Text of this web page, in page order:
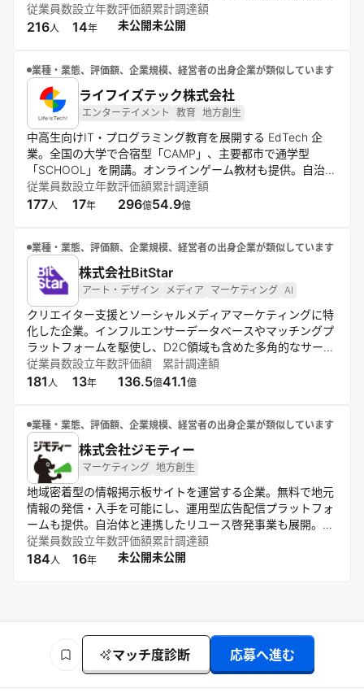
提供し、業界を問わず多様な企業の業務効率化と課題解決に
貢献している。特長は顧客に寄り添う伴走型アプローチで、
ている。
従業員数
216人
設立年数
14年
評価額
未公開
累計調達額
未公開
業種・業態、評価額、企業規模、経営者の出身企業が類似しています
ライフイズテック株式会社
エンターテイメント 教育 地方創生
中高生向けIT・プログラミング教育を展開する EdTech 企
業。全国の大学で合宿型「CAMP」、主要都市で通学型
「SCHOOL」を開講。オンラインゲーム教材も提供。自治
体・学校・企業向けデジタル人材育成研修も実施。次世代イ
ノベーション人材の育成を目指す。
従業員数
177人
設立年数
17年
評価額
296億
累計調達額
54.9億
業種・業態、評価額、企業規模、経営者の出身企業が類似しています
株式会社BitStar
アート・デザイン メディア マーケティング AI
クリエイター支援とソーシャルメディアマーケティングに特
化した企業。インフルエンサーデータベースやマッチングプ
ラットフォームを駆使し、D2C領域も含めた多角的なサービ
スを展開。AIやビッグデータ解析を活用し、クリエイターの
可能性を引き出すインフラ構築を目指す。東京・関西・九州
従業員数
181 人
設立年数
13年
評価額
136.5億
累計調達額
41.1億
業種・業態、評価額、企業規模、経営者の出身企業が類似しています
株式会社ジモティー
マーケティング 地方創生
地域密着型の情報掲示板サイトを運営する企業。無料で地元
情報の発信・入手を可能にし、運用型広告配信プラットフォ
ームも提供。自治体と連携したリユース啓発事業も展開。技
術革新とユーザーファーストの姿勢で、人と人をつなぐサー
ビス開発を継続的に推進している。
従業員数
184 人
設立年数
16年
評価額
未公開
累計調達額
未公開
マッチ度診断 応募へ進む